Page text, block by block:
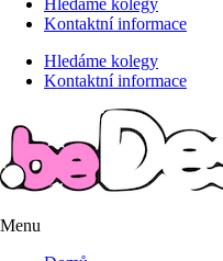
Hledáme kolegy
Kontaktní informace
Hledáme kolegy
Kontaktní informace
Menu